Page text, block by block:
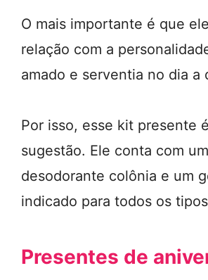
O mais importante é que
relação com a
amado e serventia no dia a
Por isso, esse kit presente
sugestão. Ele conta com um
desodorante colônia e um
indicado para todos os
Presentes de